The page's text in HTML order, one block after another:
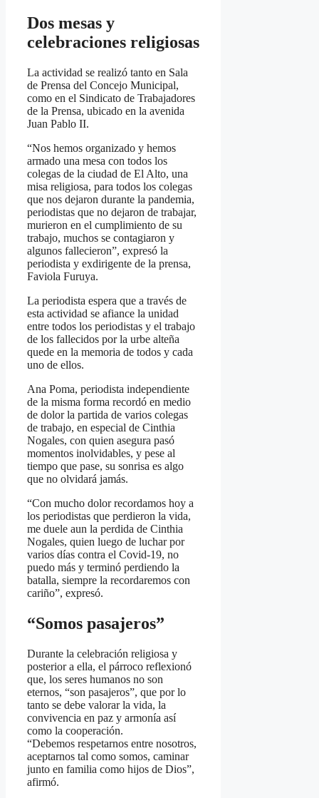
Dos mesas y
celebraciones religiosas
La actividad se realizó tanto en Sala
de Prensa del Concejo Municipal,
como en el Sindicato de Trabajadores
de la Prensa, ubicado en la avenida
Juan Pablo II.
“Nos hemos organizado y hemos
armado una mesa con todos los
colegas de la ciudad de El Alto, una
misa religiosa, para todos los colegas
que nos dejaron durante la pandemia,
periodistas que no dejaron de trabajar,
murieron en el cumplimiento de su
trabajo, muchos se contagiaron y
algunos fallecieron”, expresó la
periodista y exdirigente de la prensa,
Faviola Furuya.
La periodista espera que a través de
esta actividad se afiance la unidad
entre todos los periodistas y el trabajo
de los fallecidos por la urbe alteña
quede en la memoria de todos y cada
uno de ellos.
Ana Poma, periodista independiente
de la misma forma recordó en medio
de dolor la partida de varios colegas
de trabajo, en especial de Cinthia
Nogales, con quien asegura pasó
momentos inolvidables, y pese al
tiempo que pase, su sonrisa es algo
que no olvidará jamás.
“Con mucho dolor recordamos hoy a
los periodistas que perdieron la vida,
me duele aun la perdida de Cinthia
Nogales, quien luego de luchar por
varios días contra el Covid-19, no
puedo más y terminó perdiendo la
batalla, siempre la recordaremos con
cariño”, expresó.
“Somos pasajeros”
Durante la celebración religiosa y
posterior a ella, el párroco reflexionó
que, los seres humanos no son
eternos, “son pasajeros”, que por lo
tanto se debe valorar la vida, la
convivencia en paz y armonía así
como la cooperación.
“Debemos respetarnos entre nosotros,
aceptarnos tal como somos, caminar
junto en familia como hijos de Dios”,
afirmó.